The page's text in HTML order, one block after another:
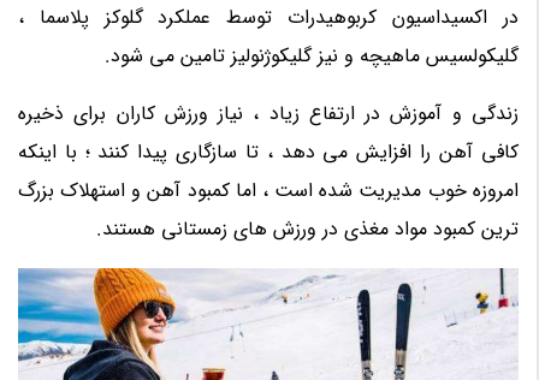
در اکسیداسیون کربوهیدرات توسط عملکرد گلوکز پلاسما ،
گلیکولسیس ماهیچه و نیز گلیکوژنولیز تامین می شود.
زندگی و آموزش در ارتفاع زیاد ، نیاز ورزش کاران برای ذخیره
کافی آهن را افزایش می دهد ، تا سازگاری پیدا کنند ؛ با اینکه
امروزه خوب مدیریت شده است ، اما کمبود آهن و استهلاک بزرگ
ترین کمبود مواد مغذی در ورزش های زمستانی هستند.